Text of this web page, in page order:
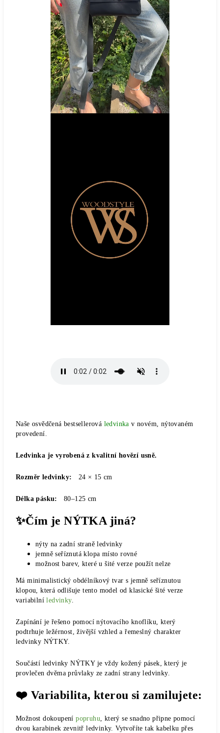
Naše osvědčená bestsellerová ledvinka v novém, nýtovaném
provedení.
Ledvinka je vyrobená z kvalitní hovězí usně.
Rozměr ledvinky: 24 × 15 cm
Délka pásku: 80–125 cm
✨Čím je NÝTKA jiná?
nýty na zadní straně ledvinky
jemně seříznutá klopa místo rovné
možnost barev, které u šité verze použít nelze
Má minimalistický obdélníkový tvar s jemně seříznutou
klopou, která odlišuje tento model od klasické šité verze
variabilníledvinky.
Zapínání je řešeno pomocí nýtovacího knoflíku, který
podtrhuje ležérnost, živější vzhled a řemeslný charakter
ledvinky NÝTKY.
Součástí ledvinky NÝTKY je vždy kožený pásek, který je
provlečen dvěma průvlaky ze zadní strany ledvinky.
❤️ Variabilita, kterou si zamilujete:
Možnost dokoupenípopruhu, který se snadno připne pomocí
dvou karabinek zevnitř ledvinky. Vytvoříte tak kabelku přes